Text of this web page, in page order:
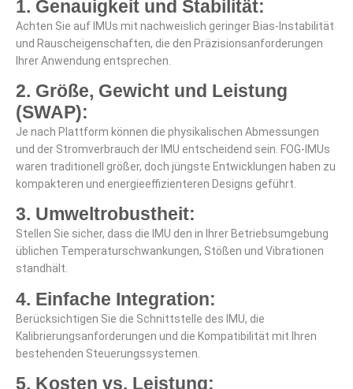
1. Genauigkeit und Stabilität:
Achten Sie auf IMUs mit nachweislich geringer Bias-Instabilität
und Rauscheigenschaften, die den Präzisionsanforderungen
Ihrer Anwendung entsprechen.
2. Größe, Gewicht und Leistung
(SWAP):
Je nach Plattform können die physikalischen Abmessungen
und der Stromverbrauch der IMU entscheidend sein. FOG-IMUs
waren traditionell größer, doch jüngste Entwicklungen haben zu
kompakteren und energieeffizienteren Designs geführt.
3. Umweltrobustheit:
Stellen Sie sicher, dass die IMU den in Ihrer Betriebsumgebung
üblichen Temperaturschwankungen, Stößen und Vibrationen
standhält.
4. Einfache Integration:
Berücksichtigen Sie die Schnittstelle des IMU, die
Kalibrierungsanforderungen und die Kompatibilität mit Ihren
bestehenden Steuerungssystemen.
5. Kosten vs. Leistung: